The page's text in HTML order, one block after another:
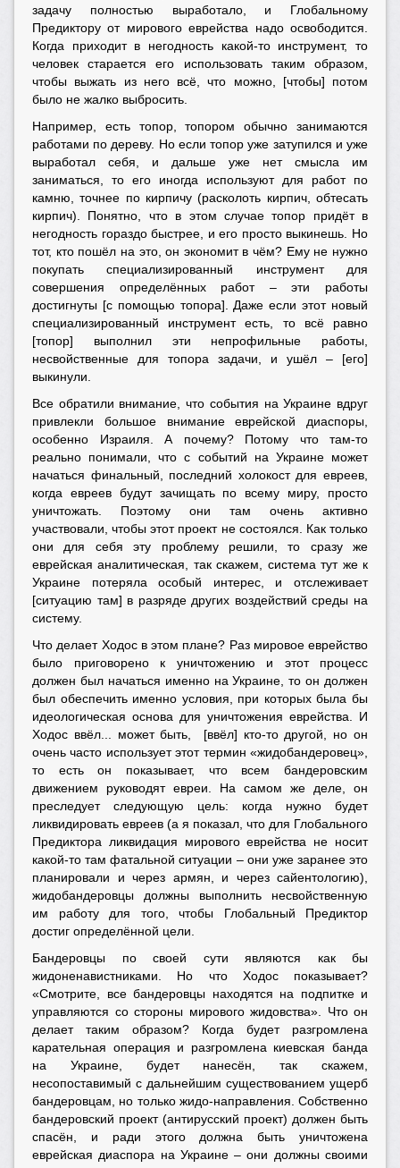
задачу полностью выработало, и Глобальному
Предиктору от мирового еврейства надо освободится.
Когда приходит в негодность какой-то инструмент, то
человек старается его использовать таким образом,
чтобы выжать из него всё, что можно, [чтобы] потом
было не жалко выбросить.
Например, есть топор, топором обычно занимаются
работами по дереву. Но если топор уже затупился и уже
выработал себя, и дальше уже нет смысла им
заниматься, то его иногда используют для работ по
камню, точнее по кирпичу (расколоть кирпич, обтесать
кирпич). Понятно, что в этом случае топор придёт в
негодность гораздо быстрее, и его просто выкинешь. Но
тот, кто пошёл на это, он экономит в чём? Ему не нужно
покупать специализированный инструмент для
совершения определённых работ – эти работы
достигнуты [с помощью топора]. Даже если этот новый
специализированный инструмент есть, то всё равно
[топор] выполнил эти непрофильные работы,
несвойственные для топора задачи, и ушёл – [его]
выкинули.
Все обратили внимание, что события на Украине вдруг
привлекли большое внимание еврейской диаспоры,
особенно Израиля. А почему? Потому что там-то
реально понимали, что с событий на Украине может
начаться финальный, последний холокост для евреев,
когда евреев будут зачищать по всему миру, просто
уничтожать. Поэтому они там очень активно
участвовали, чтобы этот проект не состоялся. Как только
они для себя эту проблему решили, то сразу же
еврейская аналитическая, так скажем, система тут же к
Украине потеряла особый интерес, и отслеживает
[ситуацию там] в разряде других воздействий среды на
систему.
Что делает Ходос в этом плане? Раз мировое еврейство
было приговорено к уничтожению и этот процесс
должен был начаться именно на Украине, то он должен
был обеспечить именно условия, при которых была бы
идеологическая основа для уничтожения еврейства. И
Ходос ввёл... может быть, [ввёл] кто-то другой, но он
очень часто использует этот термин «жидобандеровец»,
то есть он показывает, что всем бандеровским
движением руководят евреи. На самом же деле, он
преследует следующую цель: когда нужно будет
ликвидировать евреев (а я показал, что для Глобального
Предиктора ликвидация мирового еврейства не носит
какой-то там фатальной ситуации – они уже заранее это
планировали и через армян, и через сайентологию),
жидобандеровцы должны выполнить несвойственную
им работу для того, чтобы Глобальный Предиктор
достиг определённой цели.
Бандеровцы по своей сути являются как бы
жидоненавистниками. Но что Ходос показывает?
«Смотрите, все бандеровцы находятся на подпитке и
управляются со стороны мирового жидовства». Что он
делает таким образом? Когда будет разгромлена
карательная операция и разгромлена киевская банда
на Украине, будет нанесён, так скажем,
несопоставимый с дальнейшим существованием ущерб
бандеровцам, но только жидо-направления. Собственно
бандеровский проект (антирусский проект) должен быть
спасён, и ради этого должна быть уничтожена
еврейская диаспора на Украине – они должны своими